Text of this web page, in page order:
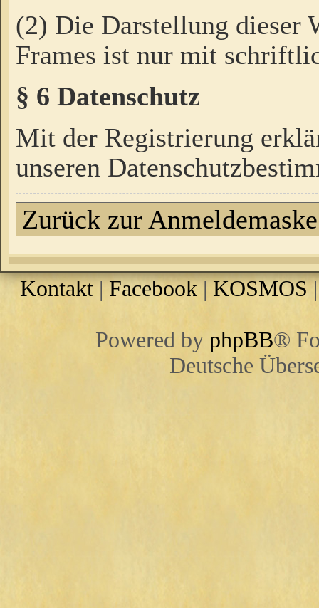
(2) Die Darstellung dieser
Frames ist nur mit
§ 6 Datenschutz
Mit der Registrierung
unseren
Zurück zur Anmeldemaske
Kontakt|Facebook|KOSMOS
Powered by phpBB®
Deutsche